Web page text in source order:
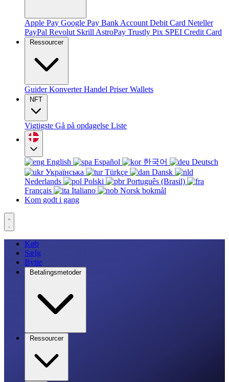
Apple Pay Google Pay Bank Account Debit Card Neteller
PayPal Revolut Skrill AstroPay Trustly Pix SPEI Credit Card
Ressourcer
GuiderKonverterHandel PriserWallets
NFT
Vigtigste Gå på opdagelse Liste
English Español 한국어
Deutsch
Українська
Türkçe
Dansk
Nederlands
Polski
Português (Brasil)
Français
Italiano
Norsk bokmål
Kom godt i gang
Køb
Sælg
Bytte
Betalingsmetoder
Ressourcer